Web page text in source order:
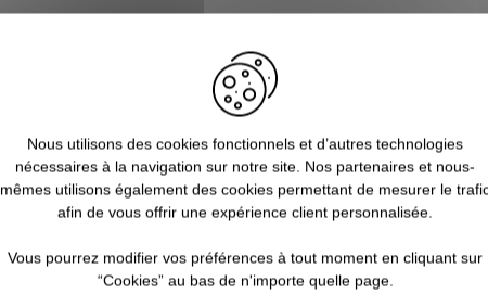
FRAIS DE PORT OFFERTS
Nous utilisons des cookies fonctionnels et d’autres technologies
nécessaires à la navigation sur notre site. Nos partenaires et nous-
mêmes utilisons également des cookies permettant de mesurer le
afin de vous offrir une expérience client personnalisée.
Vous pourrez modifier vos préférences à tout moment en cliquant sur
“Cookies” au bas de n'importe quelle page.